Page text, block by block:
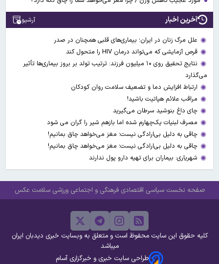
آخرین اخبار آرشیو
علل مرگ زنان در ایران؛ بیماری‌های قلبی همچنان در صدر
قرص آزمایشی که می‌تواند درمان HIV را متحول کند
نتایج تحقیق روی ۱۰ میلیون فرزند: ترتیب تولد بر بروز بیماری‌ها تأثیر
می‌گذارد
ارتباط افزایش دما و تضعیف سلامت روان کودکان
مراقب علائم هپاتیت باشید!
چای داغ بنوشید سرطان می‌گیرید
مصرف لبنیات یک‌چهارم شده اما بازهم شیر را گران می‌ شود
چاقی به دلیل بی‌ارادگی نیست؛ مغز می‌خواهد چاق بمانیم!
چاقی به دلیل بی‌ارادگی نیست؛ مغز می‌خواهد چاق بمانیم!
شهریاری: بیماران برای تهیه دارو پول ندارند
صفحه نخست سیاسی اقتصادی فرهنگی و اجتماعی ورزشی سلامت عکس
کلیه حقوق این سایت محفوظ است و متعلق به وبسایت خبری دیدبان ایران
میباشد
طراحی سایت خبری و خبرگزاری آسام